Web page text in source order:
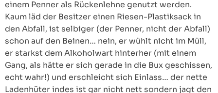
einem Penner als Rückenlehne genutzt werden.
Kaum läd der Besitzer einen Riesen-Plastiksack in
den Abfall, ist selbiger (der Penner, nicht der Abfall)
schon auf den Beinen… nein, er wühlt nicht im Müll,
er starkst dem Alkoholwart hinterher (mit einem
Gang, als hätte er sich gerade in die Bux geschissen,
echt wahr!) und erschleicht sich Einlass… der nette
Ladenhüter indes ist gar nicht nett sondern jagt den